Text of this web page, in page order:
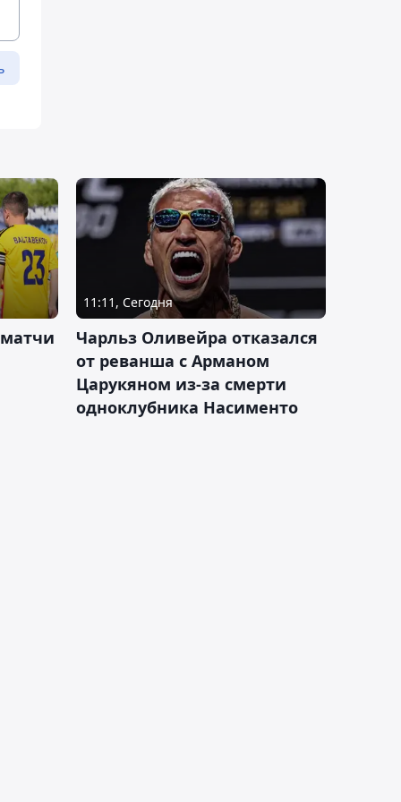
11:11, Сегодня
Чарльз Оливейра отказался
от реванша с Арманом
Царукяном из-за смерти
одноклубника Насименто